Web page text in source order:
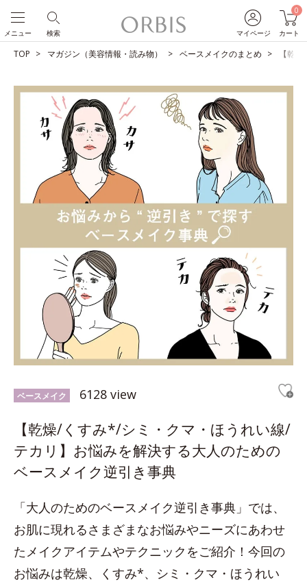
マイページ
0
カート
検索
メニュー
TOP マガジン（美容情報・読み物） ベースメイクのまとめ 【乾
ベースメイク 6128 view
【乾燥/くすみ*/シミ・クマ・ほうれい線/
テカリ】お悩みを解決する大人のための
ベースメイク逆引き事典
「大人のためのベースメイク逆引き事典」では、
お肌に現れるさまざまなお悩みやニーズにあわせ
たメイクアイテムやテクニックをご紹介！今回の
お悩みは乾燥、くすみ*、シミ・クマ・ほうれい